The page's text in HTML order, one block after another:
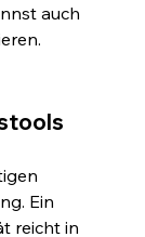
auch
Ein
reicht in